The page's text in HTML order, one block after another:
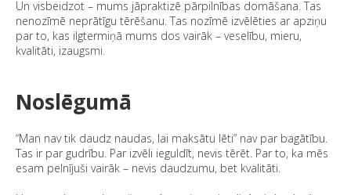
Un visbeidzot – mums jāpraktizē pārpilnības domāšana. Tas
nenozīmē neprātīgu tērēšanu. Tas nozīmē izvēlēties ar apziņu
par to, kas ilgtermiņā mums dos vairāk – veselību, mieru,
kvalitāti, izaugsmi.
Noslēgumā
“Man nav tik daudz naudas, lai maksātu lēti” nav par bagātību.
Tas ir par gudrību. Par izvēli ieguldīt, nevis tērēt. Par to, ka mēs
esam pelnījuši vairāk – nevis daudzumu, bet kvalitāti.